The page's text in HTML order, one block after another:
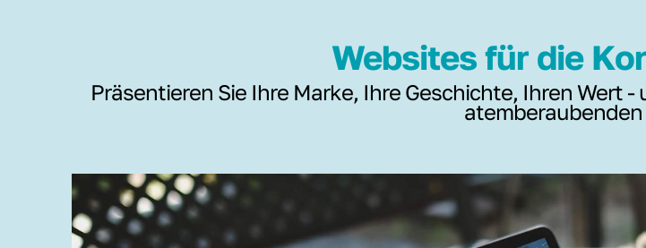
Websites für die
Präsentieren Sie Ihre Marke, Ihre Geschichte, Ihren Wert